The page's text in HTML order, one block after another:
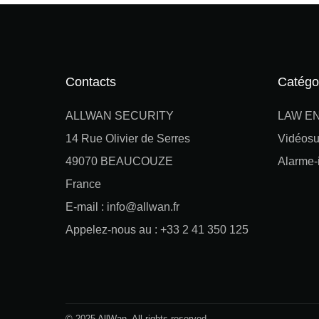
Contacts
ALLWAN SECURITY
14 Rue Olivier de Serres
49070 BEAUCOUZE
France
E-mail : info@allwan.fr
Appelez-nous au : +33 2 41 350 125
LAW